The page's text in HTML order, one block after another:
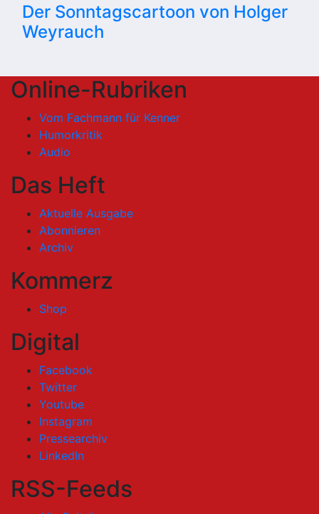
Der Sonntagscartoon von Holger
Weyrauch
Online-Rubriken
Vom Fachmann für Kenner
Humorkritik
Audio
Das Heft
Aktuelle Ausgabe
Abonnieren
Archiv
Kommerz
Shop
Digital
Facebook
Twitter
Youtube
Instagram
Pressearchiv
LinkedIn
RSS-Feeds